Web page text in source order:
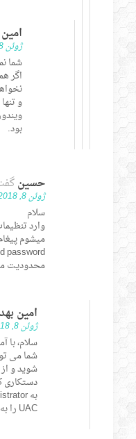
ژوئن 18, 2018 در 17:07
شما
اگر
بود.
حسین
ژوئن 8, 2018 در 01:41
سلام
محدودیت
امین
ژوئن 8, 2018 در 07:45
سلام، با
شوید و
دستکاری
UAC را به پایین ترین حد خود بکشید.